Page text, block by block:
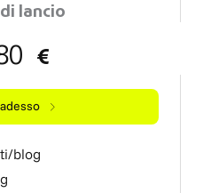
di lancio
€
blog